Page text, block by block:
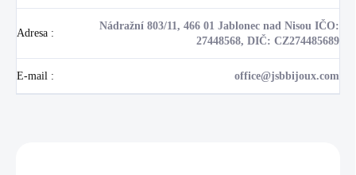
Adresa :
Nádražní 803/11, 466 01 Jablonec nad Nisou IČO:
27448568, DIČ: CZ274485689
E-mail : office@jsbbijoux.com